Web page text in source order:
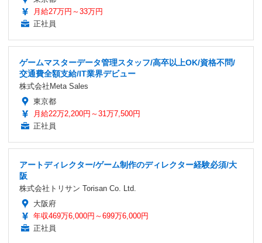
月給27万円～33万円
正社員
ゲームマスターデータ管理スタッフ/高卒以上OK/資格不問/
交通費全額支給/IT業界デビュー
株式会社Meta Sales
東京都
月給22万2,200円～31万7,500円
正社員
アートディレクター/ゲーム制作のディレクター経験必須/大
阪
株式会社トリサン Torisan Co. Ltd.
大阪府
年収469万6,000円～699万6,000円
正社員